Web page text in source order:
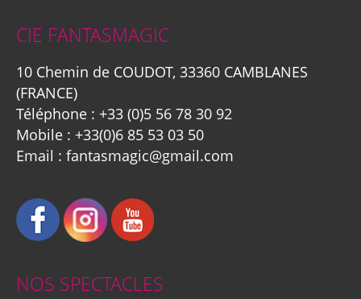
CIE FANTASMAGIC
10 Chemin de COUDOT, 33360 CAMBLANES
(FRANCE)
Téléphone : +33 (0)5 56 78 30 92
Mobile : +33(0)6 85 53 03 50
Email : fantasmagic@gmail.com
NOS SPECTACLES